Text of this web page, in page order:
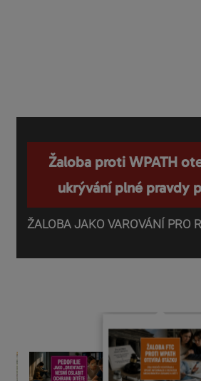
Žaloba proti WPATH
ukrývání plné pravdy
ŽALOBA JAKO VAROVÁNÍ PRO